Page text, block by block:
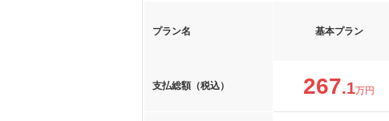
プラン名 基本プラン
支払総額（税込） 267.1万円